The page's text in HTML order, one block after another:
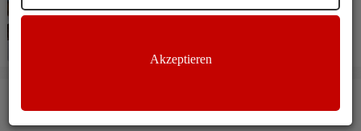
Altfasstal Winterwanderung
Akzeptieren